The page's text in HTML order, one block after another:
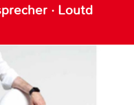
· Loutd